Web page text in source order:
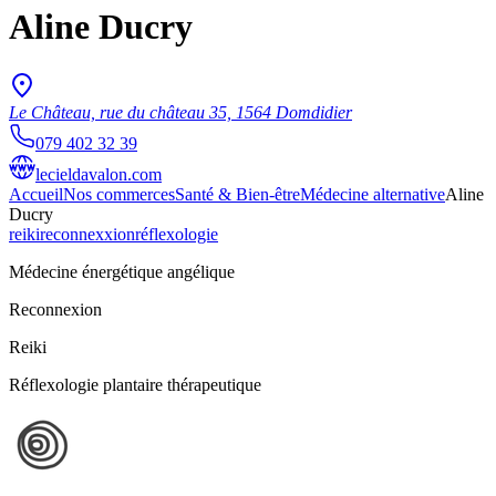
Aline Ducry
Le Château, rue du château 35, 1564 Domdidier
079 402 32 39
lecieldavalon.com
AccueilNos commercesSanté & Bien-êtreMédecine alternativeAline
Ducry
reikireconnexxionréflexologie
Médecine énergétique angélique
Reconnexion
Reiki
Réflexologie plantaire thérapeutique